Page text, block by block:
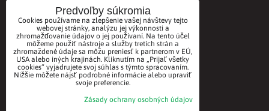
+421356421513
Mobil:+421901712584
Email:office@biovitae.sk
AKCEPTUJEME PLATBY KARTOU
Predvoľby súkromia
Cookies používame na zlepšenie vašej návštevy tejto
webovej stránky, analýzu jej výkonnosti a
zhromažďovanie údajov o jej používaní. Na tento účel
môžeme použiť nástroje a služby tretích strán a
zhromaždené údaje sa môžu preniesť k partnerom v EÚ,
USA alebo iných krajinách. Kliknutím na „Prijať všetky
cookies“ vyjadrujete svoj súhlas s týmto spracovaním.
Nižšie môžete nájsť podrobné informácie alebo upraviť
svoje preferencie.
Zásady ochrany osobných údajov